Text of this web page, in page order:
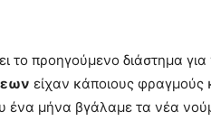
το προηγούμενο διάστημα για
είχαν κάποιους φραγμούς
ένα μήνα βγάλαμε τα νέα